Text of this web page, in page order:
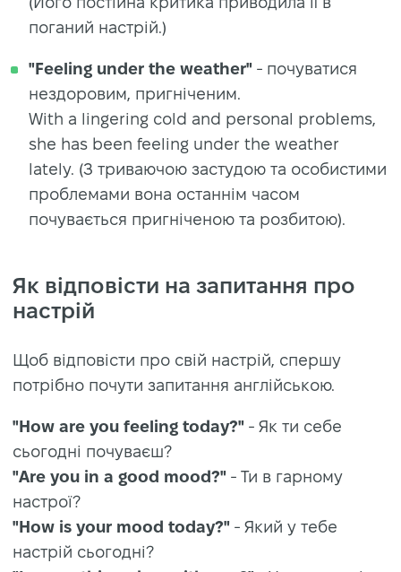
поганий настрій.)
"Feeling under the weather" - почуватися
нездоровим, пригніченим.
With a lingering cold and personal problems,
she has been feeling under the weather
lately. (З триваючою застудою та особистими
проблемами вона останнім часом
почувається пригніченою та розбитою).
Як відповісти на запитання про
настрій
Щоб відповісти про свій настрій, спершу
потрібно почути запитання англійською.
"How are you feeling today?" - Як ти себе
сьогодні почуваєш?
"Are you in a good mood?" - Ти в гарному
настрої?
"How is your mood today?" - Який у тебе
настрій сьогодні?